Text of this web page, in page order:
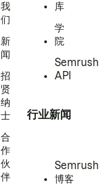
我
们
新
闻
招
贤
纳
士
合
作
伙
伴
库
学
院
Semrush
API
行业新闻
Semrush
博客